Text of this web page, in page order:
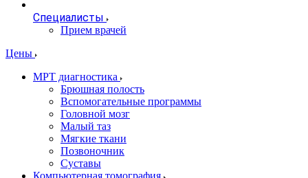
Специалисты
Прием врачей
Цены
МРТ диагностика
Брюшная полость
Вспомогательные программы
Головной мозг
Малый таз
Мягкие ткани
Позвоночник
Суставы
Компьютерная томография